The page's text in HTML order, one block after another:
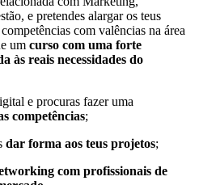
e pretendes alargar os teus
com valências na área
um curso com uma forte
às reais necessidades do
e procuras fazer uma
competências;
dar forma aos teus projetos;
com profissionais de